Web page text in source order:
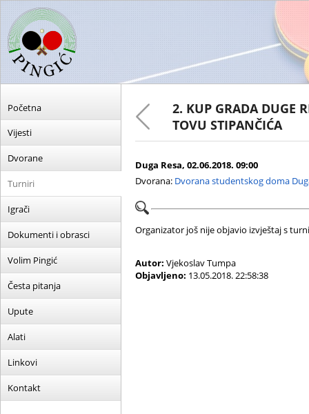
Početna
Vijesti
Dvorane
Turniri
Igrači
Dokumenti i obrasci
Volim Pingić
Česta pitanja
Upute
Alati
Linkovi
Kontakt
2. KUP GRADA DUGE
TOVU STIPANČIĆA
Duga Resa, 02.06.2018. 09:00
Dvorana: Dvorana studentskog doma
Organizator još nije objavio izvještaj s
Autor: Vjekoslav Tumpa
Objavljeno: 13.05.2018. 22:58:38